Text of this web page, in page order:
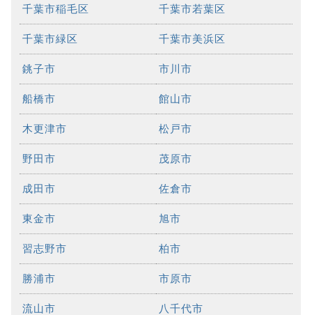
千葉市稲毛区 千葉市若葉区
千葉市緑区 千葉市美浜区
銚子市 市川市
船橋市 館山市
木更津市 松戸市
野田市 茂原市
成田市 佐倉市
東金市 旭市
習志野市 柏市
勝浦市 市原市
流山市 八千代市